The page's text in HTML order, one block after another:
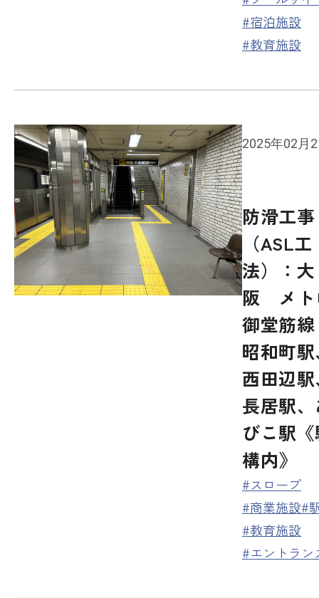
#宿泊施設
#教育施設
2025年02月
防滑工事
（ASL工
法）：大
阪 メト
御堂筋
昭和町
西田辺
長居駅
びこ駅
構内》
#スロープ
#商業施設#
#教育施設
#エントラン